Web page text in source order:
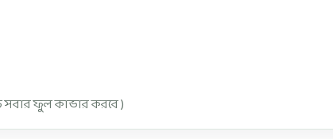
সবার ফুল কাভার করবে )